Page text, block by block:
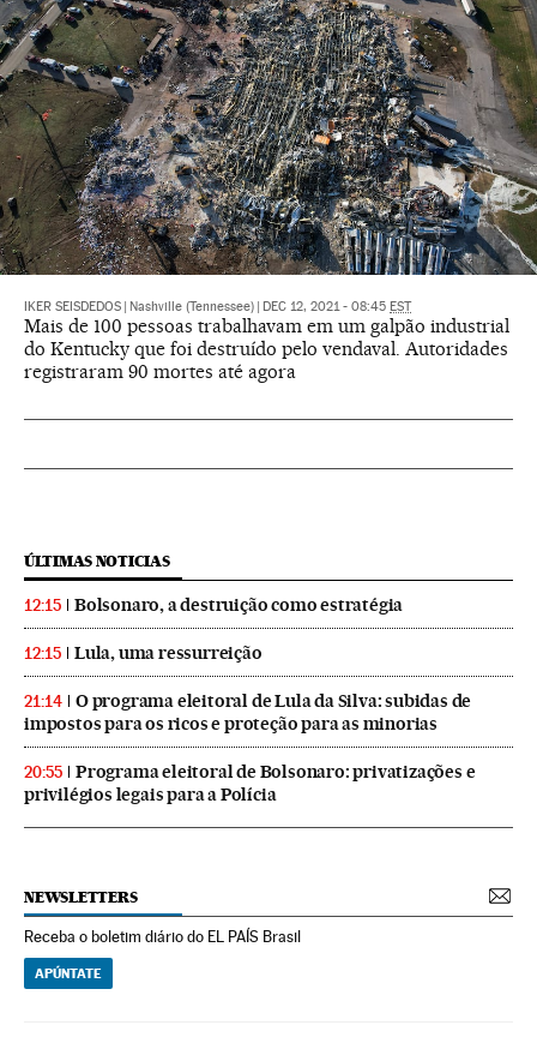
IKER SEISDEDOS Nashville (Tennessee) DEC 12, 2021 - 08:45 EST
Mais de 100 pessoas trabalhavam em um galpão industrial
do Kentucky que foi destruído pelo vendaval. Autoridades
registraram 90 mortes até agora
ÚLTIMAS NOTICIAS
12:15 Bolsonaro, a destruição como estratégia
12:15 Lula, uma ressurreição
21:14
O programa eleitoral de Lula da Silva: subidas de
impostos para os ricos e proteção para as minorias
20:55
Programa eleitoral de Bolsonaro: privatizações e
privilégios legais para a Polícia
NEWSLETTERS
Receba o boletim diário do EL PAÍS Brasil
APÚNTATE